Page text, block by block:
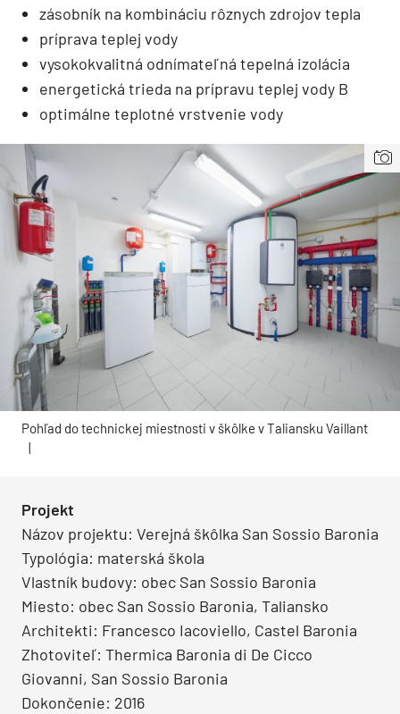
zásobník na kombináciu rôznych zdrojov tepla
príprava teplej vody
vysokokvalitná odnímateľná tepelná izolácia
energetická trieda na prípravu teplej vody B
optimálne teplotné vrstvenie vody
Pohľad do technickej miestnosti v škôlke v Taliansku Vaillant
|
Projekt
Názov projektu: Verejná škôlka San Sossio Baronia
Typológia: materská škola
Vlastník budovy: obec San Sossio Baronia
Miesto: obec San Sossio Baronia, Taliansko
Architekti: Francesco Iacoviello, Castel Baronia
Zhotoviteľ: Thermica Baronia di De Cicco
Giovanni, San Sossio Baronia
Dokončenie: 2016